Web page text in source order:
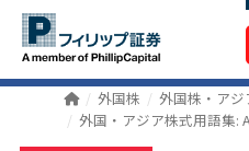
外国株
外国株・ア
外国・アジア株式用語集: